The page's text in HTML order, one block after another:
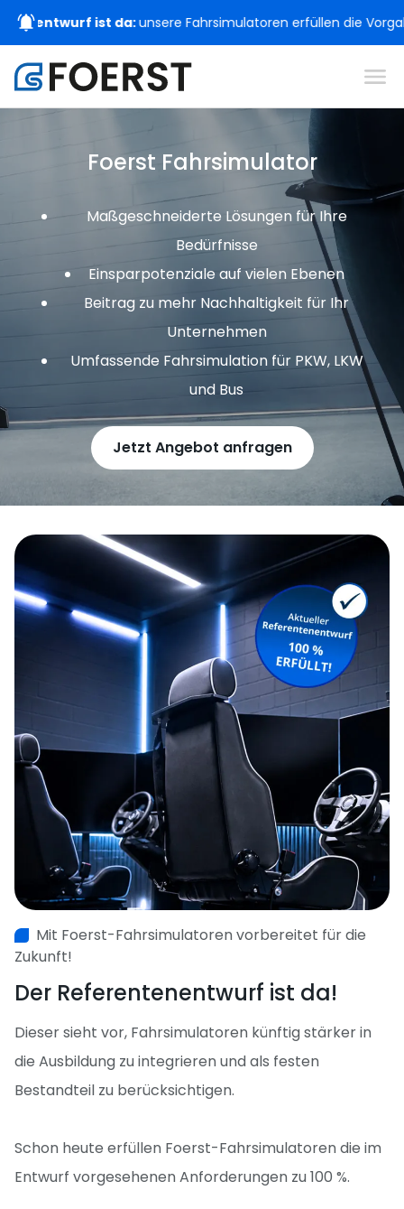
ist da:unsere Fahrsimulatoren erfüllen die Vorgaben zu
Foerst Fahrsimulator
Maßgeschneiderte Lösungen für Ihre
Bedürfnisse
Einsparpotenziale auf vielen Ebenen
Beitrag zu mehr Nachhaltigkeit für Ihr
Unternehmen
Umfassende Fahrsimulation für PKW, LKW
und Bus
Jetzt Angebot anfragen
Mit Foerst-Fahrsimulatoren vorbereitet für die
Zukunft!
Der Referentenentwurf ist da!
Dieser sieht vor, Fahrsimulatoren künftig stärker in
die Ausbildung zu integrieren und als festen
Bestandteil zu berücksichtigen.
Schon heute erfüllen Foerst-Fahrsimulatoren die im
Entwurf vorgesehenen Anforderungen zu 100 %.